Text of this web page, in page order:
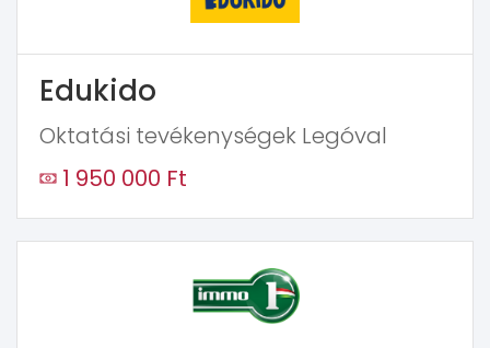
Edukido
Oktatási tevékenységek Legóval
1 950 000 Ft